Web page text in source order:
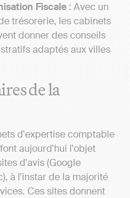
Fiscale : Avec un
trésorerie, les cabinets
donner des conseils
adaptés aux villes
de la
d'expertise comptable
aujourd'hui l'objet
d'avis (Google
à l'instar de la majorité
Ces sites donnent